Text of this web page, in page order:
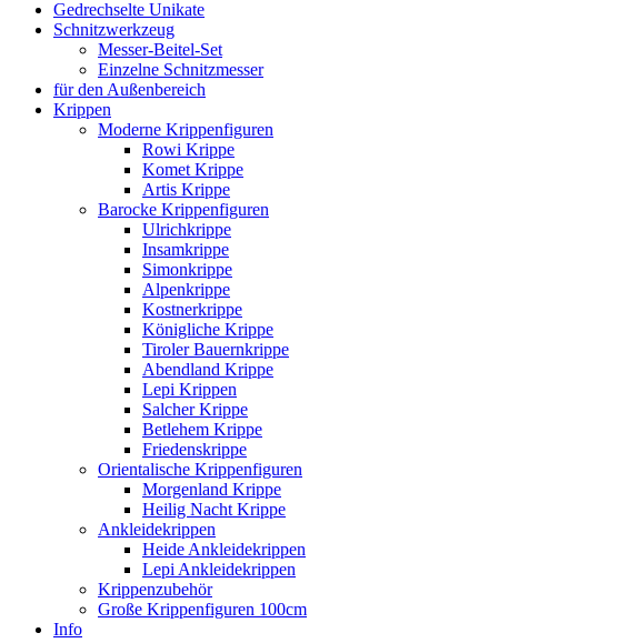
Gedrechselte Unikate
Schnitzwerkzeug
Messer-Beitel-Set
Einzelne Schnitzmesser
für den Außenbereich
Krippen
Moderne Krippenfiguren
Rowi Krippe
Komet Krippe
Artis Krippe
Barocke Krippenfiguren
Ulrichkrippe
Insamkrippe
Simonkrippe
Alpenkrippe
Kostnerkrippe
Königliche Krippe
Tiroler Bauernkrippe
Abendland Krippe
Lepi Krippen
Salcher Krippe
Betlehem Krippe
Friedenskrippe
Orientalische Krippenfiguren
Morgenland Krippe
Heilig Nacht Krippe
Ankleidekrippen
Heide Ankleidekrippen
Lepi Ankleidekrippen
Krippenzubehör
Große Krippenfiguren 100cm
Info